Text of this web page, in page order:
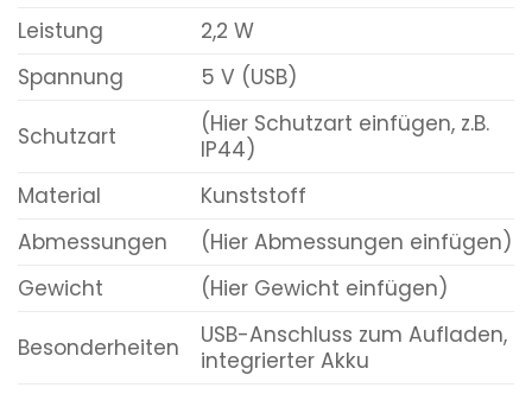
Leistung
2,2 W
Spannung
5 V (USB)
Schutzart
(Hier Schutzart einfügen, z.B.
IP44)
Material
Kunststoff
Abmessungen
(Hier Abmessungen einfügen)
Gewicht
(Hier Gewicht einfügen)
Besonderheiten
USB-Anschluss zum Aufladen,
integrierter Akku